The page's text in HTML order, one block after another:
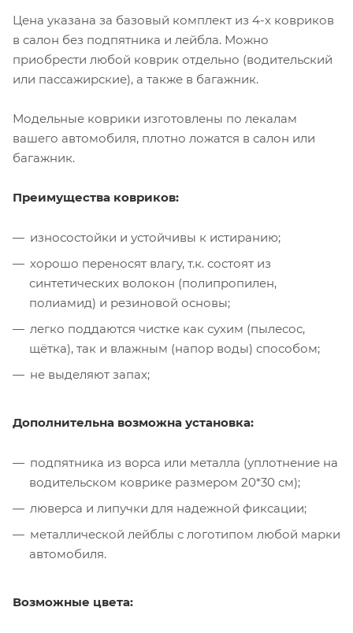
Цена указана за базовый комплект из 4-х ковриков
в салон без подпятника и лейбла. Можно
приобрести любой коврик отдельно (водительский
или пассажирские), а также в багажник.
Модельные коврики изготовлены по лекалам
вашего автомобиля, плотно ложатся в салон или
багажник.
Преимущества ковриков:
износостойки и устойчивы к истиранию;
хорошо переносят влагу, т.к. состоят из
синтетических волокон (полипропилен,
полиамид) и резиновой основы;
легко поддаются чистке как сухим (пылесос,
щётка), так и влажным (напор воды) способом;
не выделяют запах;
Дополнительна возможна установка:
подпятника из ворса или металла (уплотнение на
водительском коврике размером 20*30 см);
люверса и липучки для надежной фиксации;
металлической лейблы с логотипом любой марки
автомобиля.
Возможные цвета: